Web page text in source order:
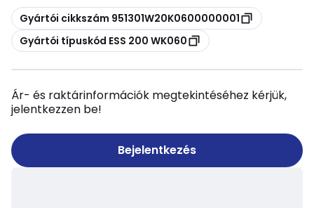
Másolás
Gyártói cikkszám 951301W20K0600000001
Másolás
Gyártói típuskód ESS 200 WK060
Ár- és raktárinformációk megtekintéséhez kérjük,
jelentkezzen be!
Bejelentkezés